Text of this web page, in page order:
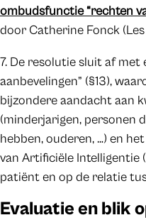
ombudsfunctie “rechten
door Catherine Fonck
7. De resolutie sluit af met
aanbevelingen” (§13),
bijzondere aandacht aan
(minderjarigen, personen
hebben, ouderen, …) en
van Artificiële Intelligentie
patiënt en op de relatie
Evaluatie en blik